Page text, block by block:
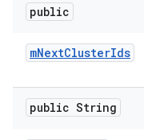
public
mNextClusterIds
public String